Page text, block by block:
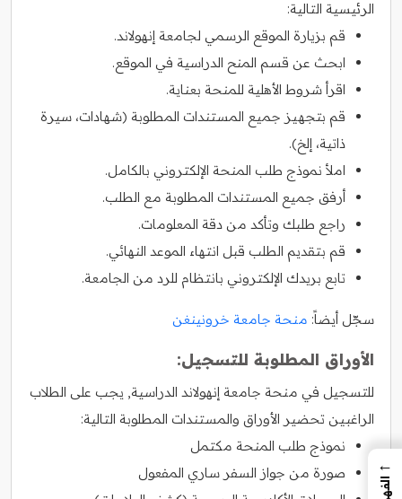
الرئيسية التالية:
قم بزيارة الموقع الرسمي لجامعة إنهولاند.
ابحث عن قسم المنح الدراسية في الموقع.
اقرأ شروط الأهلية للمنحة بعناية.
قم بتجهيز جميع المستندات المطلوبة (شهادات، سيرة
ذاتية، إلخ).
املأ نموذج طلب المنحة الإلكتروني بالكامل.
أرفق جميع المستندات المطلوبة مع الطلب.
راجع طلبك وتأكد من دقة المعلومات.
قم بتقديم الطلب قبل انتهاء الموعد النهائي.
تابع بريدك الإلكتروني بانتظام للرد من الجامعة.
سجّل أيضاً: منحة جامعة خرونينغن
الأوراق المطلوبة للتسجيل:
للتسجيل في منحة جامعة إنهولاند الدراسية, يجب على الطلاب
الراغبين تحضير الأوراق والمستندات المطلوبة التالية:
نموذج طلب المنحة مكتمل
صورة من جواز السفر ساري المفعول
←